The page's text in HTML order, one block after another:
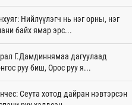
16 цаг 01 мин
Хасина Бангладешт эргэн ирэхээ
15 цаг 58 мин
15 цаг 54 мин
Нийлүүлэгч нь нэг орны, нэг
байх ямар эрс...
Г.Дамдиннямаа дагуулаад
руу биш, Орос руу я...
Сеута хотод дайран нэвтэрсэн